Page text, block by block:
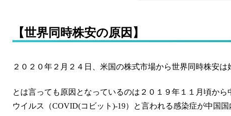
【世界同時株安の原因】
２０２０年２月２４日、米国の株式市場から世界同時株安は
とは言っても原因となっているのは２０１９年１１月頃か
ウイルス（COVID(コビット)-19）と言われる感染症が中国